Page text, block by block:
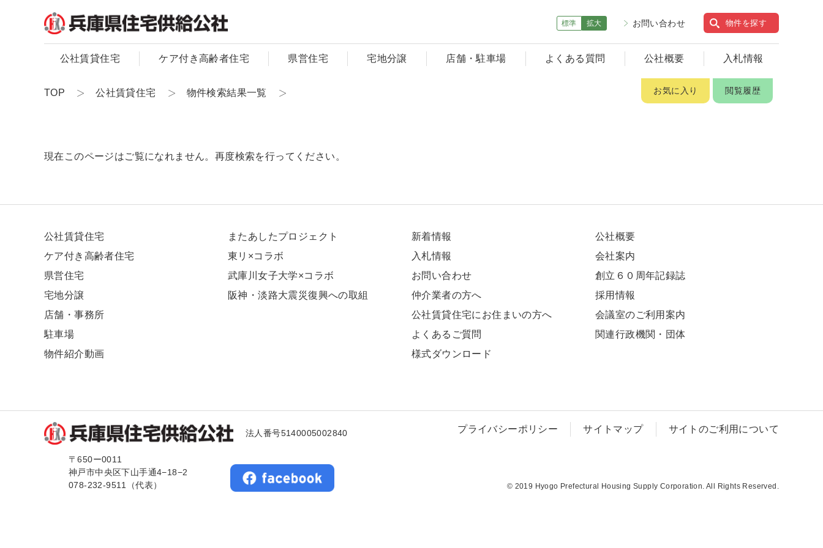
標準 拡大 お問い合わせ 物件を探す
公社賃貸住宅 ケア付き高齢者住宅 県営住宅 宅地分譲 店舗・駐車場 よくある質問 公社概要 入札情報
お気に入り 閲覧履歴
TOP 公社賃貸住宅 物件検索結果一覧
現在このページはご覧になれません。再度検索を行ってください。
公社賃貸住宅
ケア付き高齢者住宅
県営住宅
宅地分譲
店舗・事務所
駐車場
物件紹介動画
またあしたプロジェクト
東リ×コラボ
武庫川⼥⼦⼤学×コラボ
阪神・淡路大震災復興への取組
新着情報
⼊札情報
お問い合わせ
仲介業者の方へ
公社賃貸住宅にお住まいの方へ
よくあるご質問
様式ダウンロード
公社概要
会社案内
創立６０周年記録誌
採⽤情報
会議室のご利用案内
関連⾏政機関・団体
法人番号5140005002840
〒650ー0011
神戸市中央区下山手通4−18−2
078-232-9511（代表）
プライバシーポリシー サイトマップ サイトのご利用について
© 2019 Hyogo Prefectural Housing Supply Corporation. All Rights Reserved.